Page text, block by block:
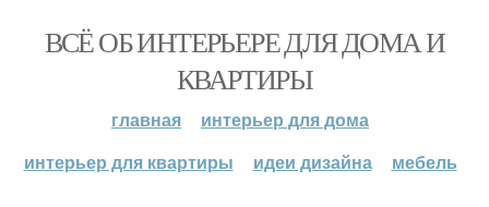
ВСЁ ОБ ИНТЕРЬЕРЕ ДЛЯ ДОМА И
КВАРТИРЫ
главная
интерьер для дома
интерьер для квартиры
идеи дизайна мебель